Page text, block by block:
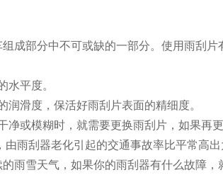
成部分中不可或缺的一部分。使用雨刮
平度。
滑度，保活好雨刮片表面的精细度。
或模糊时，就需要更换雨刮片，如果再
雨刮器老化引起的交通事故率比平常高出
雪天气，如果你的雨刮器有什么故障，